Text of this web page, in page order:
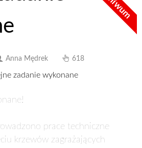
Anna Mędrek 618
prace techniczne
krzewów zagrażających